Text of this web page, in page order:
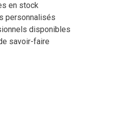
en stock
personnalisés
disponibles
savoir-faire